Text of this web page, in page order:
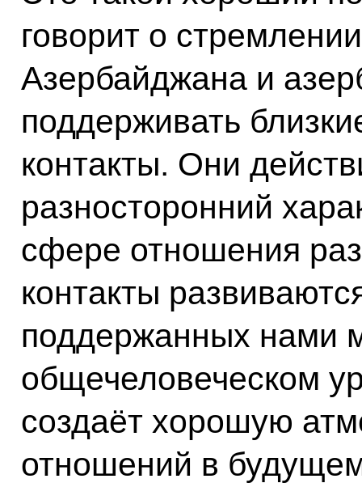
говорит о
Азербайджана и
поддерживать
контакты. Они
разносторонний
сфере отношения
контакты
поддержанных нами
общечеловеческом
создаёт хорошую
отношений в